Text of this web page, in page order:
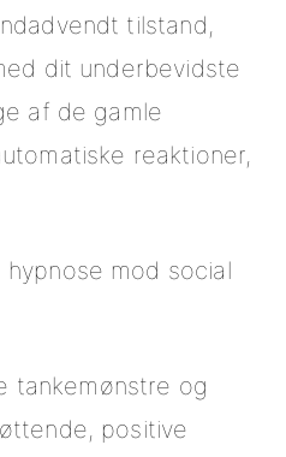
tilstand,
dit underbevidste
af de gamle
reaktioner,
mod social
tankemønstre og
positive